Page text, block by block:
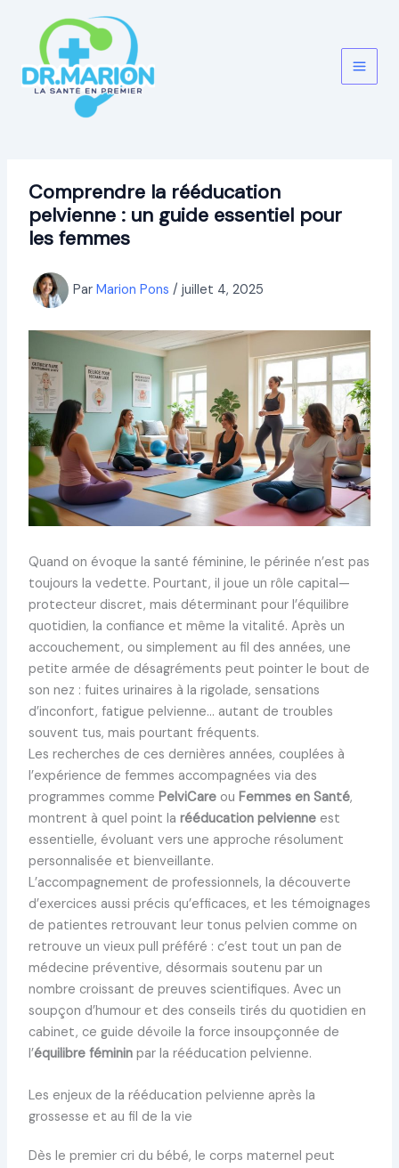
contenu
Comprendre la rééducation
pelvienne : un guide essentiel pour
les femmes
Par Marion Pons / juillet 4, 2025
Quand on évoque la santé féminine, le périnée n’est pas
toujours la vedette. Pourtant, il joue un rôle capital—
protecteur discret, mais déterminant pour l’équilibre
quotidien, la confiance et même la vitalité. Après un
accouchement, ou simplement au fil des années, une
petite armée de désagréments peut pointer le bout de
son nez : fuites urinaires à la rigolade, sensations
d’inconfort, fatigue pelvienne… autant de troubles
souvent tus, mais pourtant fréquents.
Les recherches de ces dernières années, couplées à
l’expérience de femmes accompagnées via des
programmes comme PelviCareou Femmes en Santé,
montrent à quel point la rééducation pelvienneest
essentielle, évoluant vers une approche résolument
personnalisée et bienveillante.
L’accompagnement de professionnels, la découverte
d’exercices aussi précis qu’efficaces, et les témoignages
de patientes retrouvant leur tonus pelvien comme on
retrouve un vieux pull préféré : c’est tout un pan de
médecine préventive, désormais soutenu par un
nombre croissant de preuves scientifiques. Avec un
soupçon d’humour et des conseils tirés du quotidien en
cabinet, ce guide dévoile la force insoupçonnée de
l’équilibre fémininpar la rééducation pelvienne.
Les enjeux de la rééducation pelvienne après la
grossesse et au fil de la vie
Dès le premier cri du bébé, le corps maternel peut